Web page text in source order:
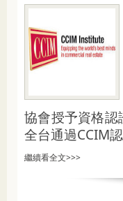
協會授予資格
全台通過CCIM
繼續看全文>>>